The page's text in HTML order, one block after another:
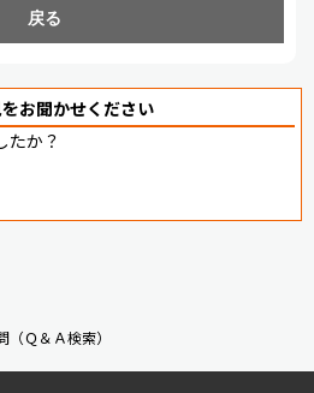
戻る
お聞かせください
たか？
（Ｑ＆Ａ検索）